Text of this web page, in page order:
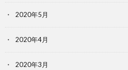
2020年5月
2020年4月
2020年3月